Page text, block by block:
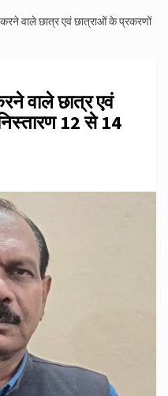
वाले छात्र एवं छात्राओं के प्रकरणों
वाले छात्र एवं
12 से 14